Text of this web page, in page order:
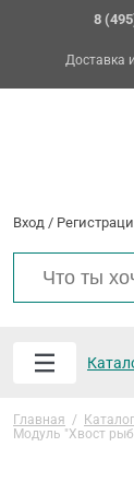
8
Доставка
Вход /
Главная / Каталог
Модуль "Хвост